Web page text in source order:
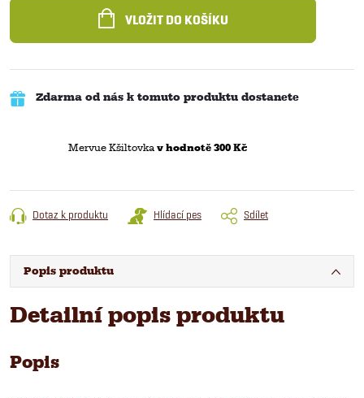
VLOŽIT DO KOŠÍKU
Zdarma od nás k tomuto produktu dostanete
Mervue Kšiltovka v hodnotě 300 Kč
Dotaz k produktu Hlídací pes Sdílet
Popis produktu
Detailní popis produktu
Popis